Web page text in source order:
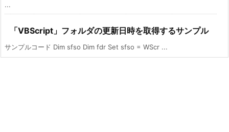
...
「VBScript」フォルダの更新日時を取得するサンプル
サンプルコード Dim sfso Dim fdr Set sfso = WScr ...